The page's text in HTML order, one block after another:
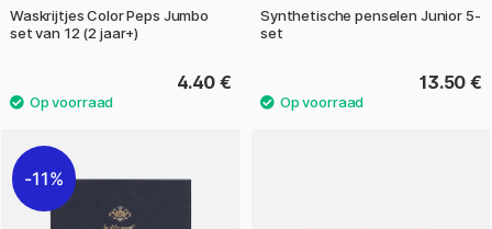
Waskrijtjes Color Peps Jumbo
set van 12 (2 jaar+)
4.40 €
Synthetische penselen Junior 5-
set
13.50 €
11%